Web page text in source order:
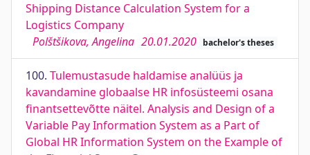
Shipping Distance Calculation System for a
Logistics Company
Polštšikova, Angelina 20.01.2020 bachelor's theses
100. Tulemustasude haldamise analüüs ja
kavandamine globaalse HR infosüsteemi osana
finantsettevõtte näitel. Analysis and Design of a
Variable Pay Information System as a Part of
Global HR Information System on the Example of